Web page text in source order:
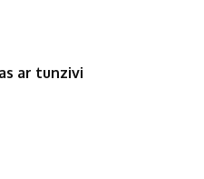
ar tunzivi